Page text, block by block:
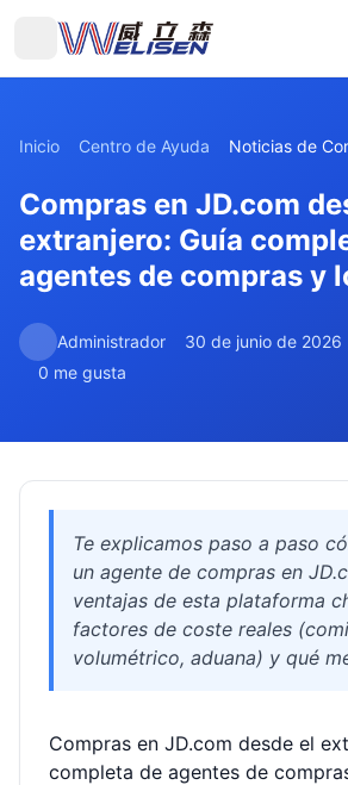
Inicio Centro de Ayuda Noticias de
Compras en JD.com
extranjero: Guía
agentes de compras y
Administrador 30 de junio de 2026
0 me gusta
Te explicamos paso a paso
un agente de compras en
ventajas de esta plataforma
factores de coste reales
volumétrico, aduana) y qué
comparativa de rutas,
errores comunes y un FAQ
Compras en JD.com desde el
completa de agentes de